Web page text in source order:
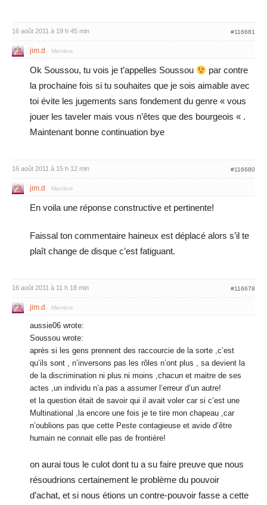
16 août 2011 à 19 h 45 min #116681
jim.d Membre
Ok Soussou, tu vois je t’appelles Soussou
par contre
la prochaine fois si tu souhaites que je sois aimable avec
toi évite les jugements sans fondement du genre « vous
jouer les taveler mais vous n’êtes que des bourgeois « .
Maintenant bonne continuation bye
16 août 2011 à 15 h 12 min #116680
jim.d Membre
En voila une réponse constructive et pertinente!
Faissal ton commentaire haineux est déplacé alors s’il te
plaît change de disque c’est fatiguant.
16 août 2011 à 11 h 18 min #116678
jim.d Membre
aussie06 wrote:
Soussou wrote:
après si les gens prennent des raccourcie de la sorte ,c’est
qu’ils sont , n’inversons pas les rôles n’ont plus , sa devient la
de la discrimination ni plus ni moins ,chacun et maitre de ses
actes ,un individu n’a pas a assumer l’erreur d’un autre!
et la question était de savoir qui il avait voler car si c’est une
Multinational ,la encore une fois je te tire mon chapeau ,car
n’oublions pas que cette Peste contagieuse et avide d’être
humain ne connait elle pas de frontière!
on aurai tous le culot dont tu a su faire preuve que nous
résoudrions certainement le problème du pouvoir
d’achat, et si nous étions un contre-pouvoir fasse a cette